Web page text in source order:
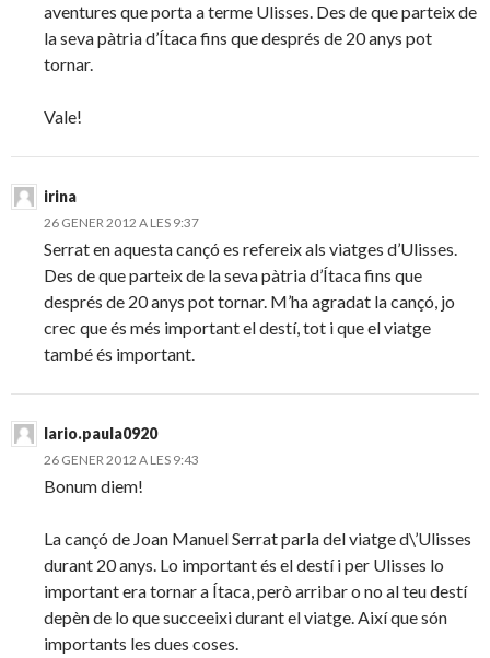
aventures que porta a terme Ulisses. Des de que parteix de
la seva pàtria d’Ítaca fins que després de 20 anys pot
tornar.
Vale!
irina
26 GENER 2012 A LES 9:37
Serrat en aquesta cançó es refereix als viatges d’Ulisses.
Des de que parteix de la seva pàtria d’Ítaca fins que
després de 20 anys pot tornar. M’ha agradat la cançó, jo
crec que és més important el destí, tot i que el viatge
també és important.
lario.paula0920
26 GENER 2012 A LES 9:43
Bonum diem!
La cançó de Joan Manuel Serrat parla del viatge d\’Ulisses
durant 20 anys. Lo important és el destí i per Ulisses lo
important era tornar a Ítaca, però arribar o no al teu destí
depèn de lo que succeeixi durant el viatge. Així que són
importants les dues coses.